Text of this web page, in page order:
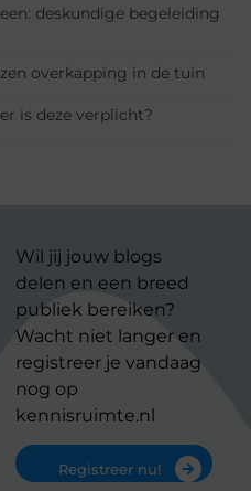
deskundige begeleiding
overkapping in de tuin
is deze verplicht?
Wil jij jouw blogs
delen en een breed
publiek bereiken?
Wacht niet langer en
registreer je vandaag
nog op
kennisruimte.nl
Registreer nu!